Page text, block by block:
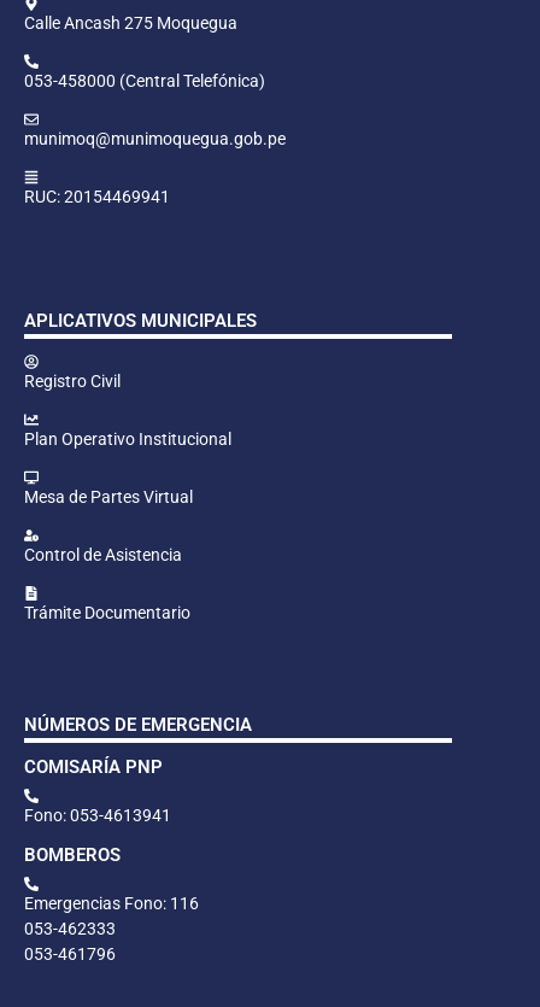
Calle Ancash 275 Moquegua
053-458000 (Central Telefónica)
munimoq@munimoquegua.gob.pe
RUC: 20154469941
APLICATIVOS MUNICIPALES
Registro Civil
Plan Operativo Institucional
Mesa de Partes Virtual
Control de Asistencia
Trámite Documentario
NÚMEROS DE EMERGENCIA
COMISARÍA PNP
Fono: 053-4613941
BOMBEROS
Emergencias Fono: 116
053-462333
053-461796